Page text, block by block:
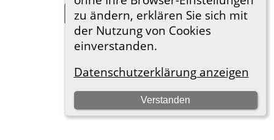
zu ändern, erklären Sie sich mit
der Nutzung von Cookies
einverstanden.
Datenschutzerklärung anzeigen
Verstanden
Zur Desktop-Webseite wechseln